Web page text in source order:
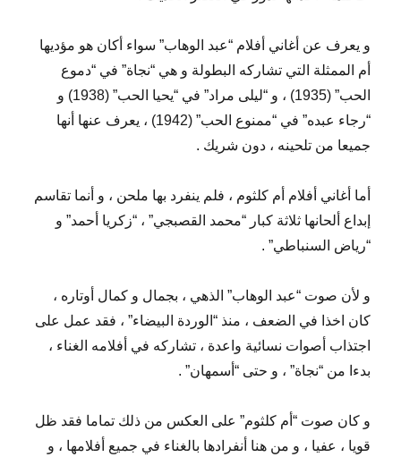
و يعرف عن أغاني أفلام “عبد الوهاب” سواء أكان هو مؤديها
أم الممثلة التي تشاركه البطولة و هي “نجاة” في “دموع
الحب” (1935) ، و “ليلى مراد” في “يحيا الحب” (1938) و
“رجاء عبده” في “ممنوع الحب” (1942) ، يعرف عنها أنها
جميعا من تلحينه ، دون شريك .
أما أغاني أفلام أم كلثوم ، فلم ينفرد بها ملحن ، و أنما تقاسم
إبداع ألحانها ثلاثة كبار “محمد القصبجي” ، “زكريا أحمد” و
“رياض السنباطي” .
و لأن صوت “عبد الوهاب” الذهي ، بجمال و كمال أوتاره ،
كان اخذا في الضعف ، منذ “الوردة البيضاء” ، فقد عمل على
اجتذاب أصوات نسائية واعدة ، تشاركه في أفلامه الغناء ،
بدءا من “نجاة” ، و حتى “أسمهان” .
و كان صوت “أم كلثوم” على العكس من ذلك تماما فقد ظل
قويا ، عفيا ، و من هنا أنفرادها بالغناء في جميع أفلامها ، و